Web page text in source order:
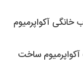
آکواپرمیوم
ساخت